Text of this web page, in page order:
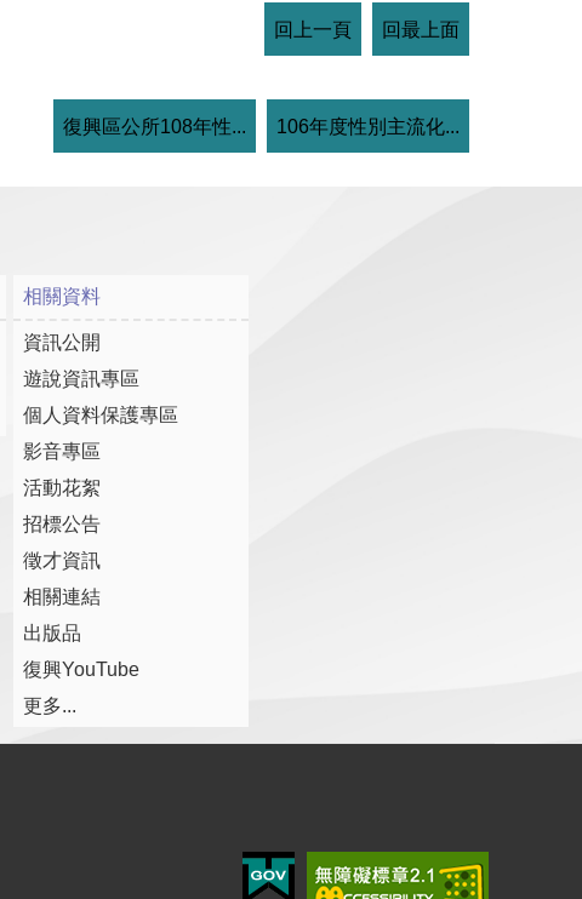
回上一頁 回最上面
復興區公所108年性... 106年度性別主流化...
相關資料
資訊公開
遊說資訊專區
個人資料保護專區
影音專區
活動花絮
招標公告
徵才資訊
相關連結
出版品
復興YouTube
更多...